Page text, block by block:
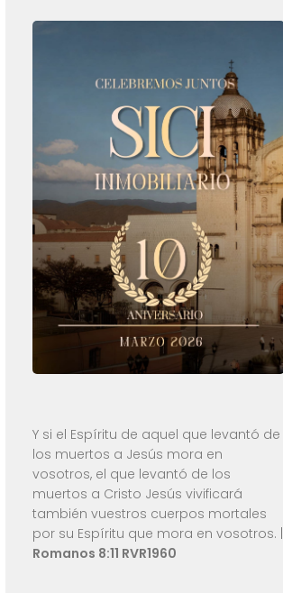
Y si el Espíritu de aquel que levantó de
los muertos a Jesús mora en
vosotros, el que levantó de los
muertos a Cristo Jesús vivificará
también vuestros cuerpos mortales
por su Espíritu que mora en vosotros. |
Romanos 8:11 RVR1960